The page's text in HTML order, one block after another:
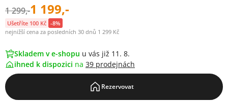
1 299,-1 199,-
Ušetříte 100 Kč -8%
nejnižší cena za posledních 30 dnů 1 299 Kč
Skladem v e-shopu u vás již 11. 8.
ihned k dispozici na 39 prodejnách
Rezervovat